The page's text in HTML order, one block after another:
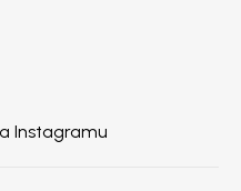
Instagramu